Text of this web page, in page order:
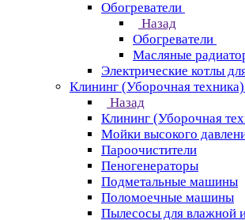
Обогреватели
Назад
Обогреватели
Масляные
Электрические котлы
Клининг (Уборочная техника)
Назад
Клининг (Уборочная
Мойки высокого
Пароочистители
Пеногенераторы
Подметальные машины
Поломоечные машины
Пылесосы для влажной